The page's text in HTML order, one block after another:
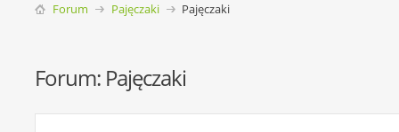
Forum Pajęczaki Pajęczaki
Forum: Pajęczaki